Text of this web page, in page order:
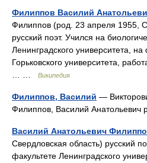
Филиппов Василий
Филиппов (род. 23 апреля 1955,
русский поэт. Учился на
Ленинградского университета,
Горьковского университета,
Википедия
Филиппов, Василий —
Филиппов, Василий Анатольевич
Василий Анатольевич
Свердловская область) русский
факультете Ленинградского